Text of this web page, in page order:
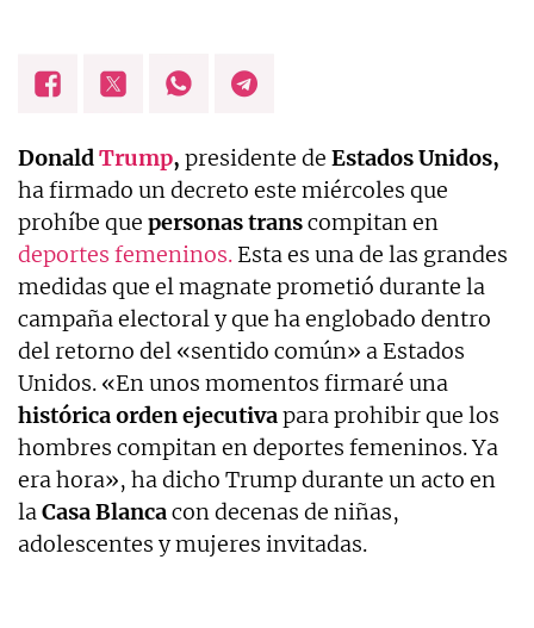
DonaldTrump, presidente de Estados Unidos,
ha firmado un decreto este miércoles que
prohíbe que personas transcompitan en
deportes femeninos. Esta es una de las grandes
medidas que el magnate prometió durante la
campaña electoral y que ha englobado dentro
del retorno del «sentido común» a Estados
Unidos. «En unos momentos firmaré una
histórica orden ejecutivapara prohibir que los
hombres compitan en deportes femeninos. Ya
era hora», ha dicho Trump durante un acto en
laCasa Blancacon decenas de niñas,
adolescentes y mujeres invitadas.